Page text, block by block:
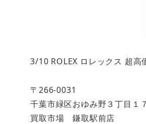
3/10 ROLEX ロレックス 超高
〒266-0031
千葉市緑区おゆみ野３丁目１
買取市場 鎌取駅前店